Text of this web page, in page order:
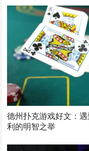
德州扑克游戏好文：
利的明智之举